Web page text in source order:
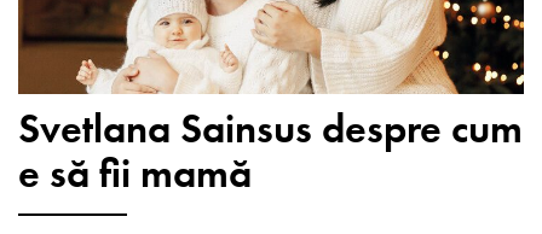
Svetlana Sainsus despre cum
e să fii mamă